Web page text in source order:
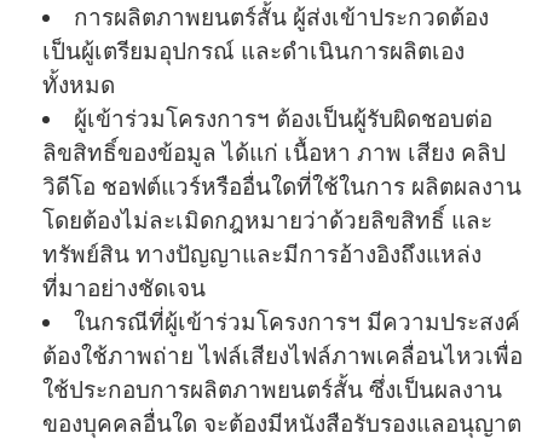
การผลิตภาพยนตร์สั้น ผู้ส่งเข้าประกวดต้อง
เป็นผู้เตรียมอุปกรณ์ และดําเนินการผลิตเอง
ทั้งหมด
ผู้เข้าร่วมโครงการฯ ต้องเป็นผู้รับผิดชอบต่อ
ลิขสิทธิ์ของข้อมูล ได้แก่ เนื้อหา ภาพ เสียง คลิป
วิดีโอ ชอฟต์แวร์หรืออื่นใดที่ใช้ในการ ผลิตผลงาน
โดยต้องไม่ละเมิดกฎหมายว่าด้วยลิขสิทธิ์ และ
ทรัพย์สิน ทางปัญญาและมีการอ้างอิงถึงแหล่ง
ที่มาอย่างชัดเจน
ในกรณีที่ผู้เข้าร่วมโครงการฯ มีความประสงค์
ต้องใช้ภาพถ่าย ไฟล์เสียงไฟล์ภาพเคลื่อนไหวเพื่อ
ใช้ประกอบการผลิตภาพยนตร์สั้น ซึ่งเป็นผลงาน
ของบุคคลอื่นใด จะต้องมีหนังสือรับรองแลอนุญาต